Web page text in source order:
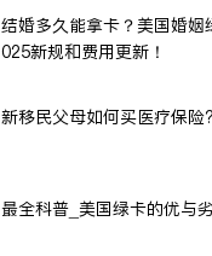
结婚多久能拿卡？美国婚
025新规和费用更新！
新移民父母如何买医疗保险
最全科普_美国绿卡的优与劣